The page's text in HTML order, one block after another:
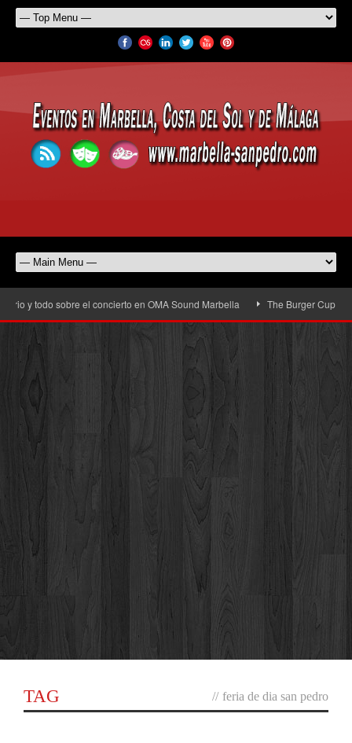
y todo sobre el concierto en OMA Sound Marbella The Burger Cup llega
TAG // feria de dia san pedro